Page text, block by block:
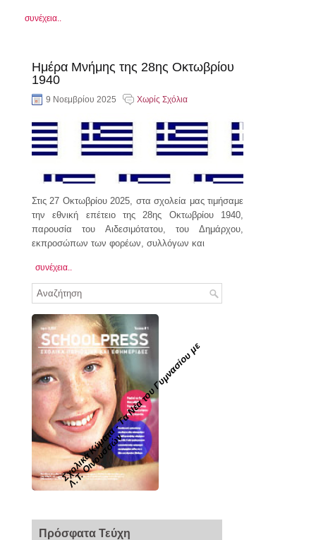
συνέχεια..
Ημέρα Μνήμης της 28ης Οκτωβρίου
1940
9 Νοεμβρίου 2025 Χωρίς Σχόλια
Στις 27 Οκτωβρίου 2025, στα σχολεία μας τιμήσαμε
την εθνική επέτειο της 28ης Οκτωβρίου 1940,
παρουσία του Αιδεσιμότατου, του Δημάρχου,
εκπροσώπων των φορέων, συλλόγων και
συνέχεια..
Σ
χ
ο
λ
ι
κ
ά
Κ
ύ
μ
α
τ
α
-
Τ
α
Ν
έ
α
τ
ο
υ
Γ
υ
μ
ν
α
σ
ί
ο
υ
μ
ε
Λ
.
Τ
.
Ο
ι
ν
ο
υ
σ
σ
ώ
ν
Πρόσφατα Τεύχη